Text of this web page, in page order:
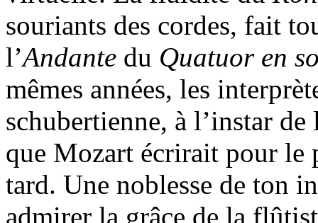
souriants des cordes, fait
l’Andante du Quatuor en
mêmes années, les
schubertienne, à l’instar
que Mozart écrirait pour le
tard. Une noblesse de ton
admirer la grâce de la